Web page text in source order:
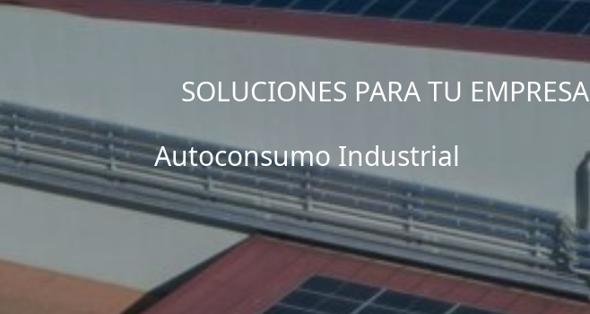
SOLUCIONES PARA TU EMPRESA
Autoconsumo Industrial